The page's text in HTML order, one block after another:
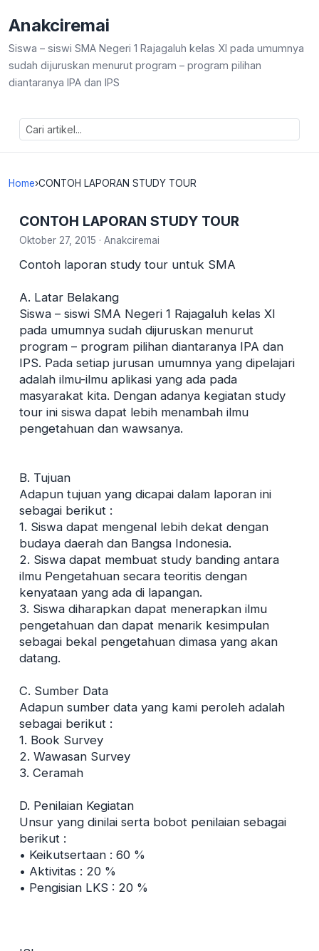
Anakciremai
Siswa – siswi SMA Negeri 1 Rajagaluh kelas XI pada umumnya
sudah dijuruskan menurut program – program pilihan
diantaranya IPA dan IPS
Home›CONTOH LAPORAN STUDY TOUR
CONTOH LAPORAN STUDY TOUR
Oktober 27, 2015 · Anakciremai
Contoh laporan study tour untuk SMA
A. Latar Belakang
Siswa – siswi SMA Negeri 1 Rajagaluh kelas XI
pada umumnya sudah dijuruskan menurut
program – program pilihan diantaranya IPA dan
IPS. Pada setiap jurusan umumnya yang dipelajari
adalah ilmu-ilmu aplikasi yang ada pada
masyarakat kita. Dengan adanya kegiatan study
tour ini siswa dapat lebih menambah ilmu
pengetahuan dan wawsanya.
B. Tujuan
Adapun tujuan yang dicapai dalam laporan ini
sebagai berikut :
1. Siswa dapat mengenal lebih dekat dengan
budaya daerah dan Bangsa Indonesia.
2. Siswa dapat membuat study banding antara
ilmu Pengetahuan secara teoritis dengan
kenyataan yang ada di lapangan.
3. Siswa diharapkan dapat menerapkan ilmu
pengetahuan dan dapat menarik kesimpulan
sebagai bekal pengetahuan dimasa yang akan
datang.
C. Sumber Data
Adapun sumber data yang kami peroleh adalah
sebagai berikut :
1. Book Survey
2. Wawasan Survey
3. Ceramah
D. Penilaian Kegiatan
Unsur yang dinilai serta bobot penilaian sebagai
berikut :
• Keikutsertaan : 60 %
• Aktivitas : 20 %
• Pengisian LKS : 20 %